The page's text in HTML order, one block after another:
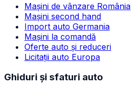
Mașini de vânzare România
Mașini second hand
Import auto Germania
Mașini la comandă
Oferte auto și reduceri
Licitații auto Europa
Ghiduri și sfaturi auto